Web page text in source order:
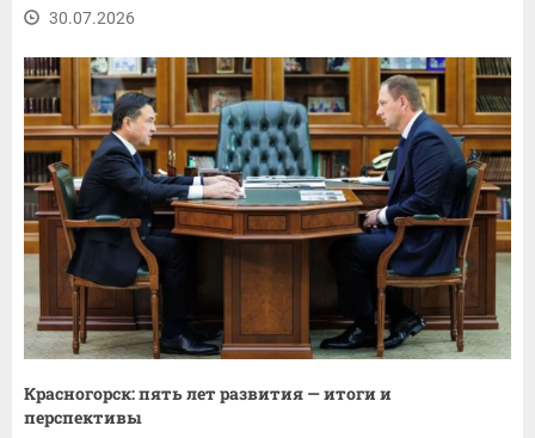
30.07.2026
Красногорск: пять лет развития — итоги и
перспективы